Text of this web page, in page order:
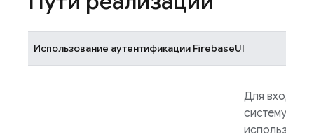
Использование аутентификации FirebaseUI
Для входа в
систему с